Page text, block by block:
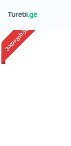
ვადაგასული